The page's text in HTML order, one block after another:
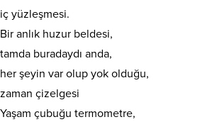
iç yüzleşmesi.
Bir anlık huzur beldesi,
tamda buradaydı anda,
her şeyin var olup yok olduğu,
zaman çizelgesi
Yaşam çubuğu termometre,